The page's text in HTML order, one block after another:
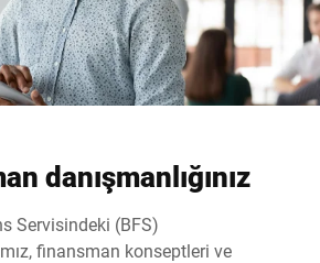
danışmanlığınız
Servisindeki (BFS)
finansman konseptleri ve